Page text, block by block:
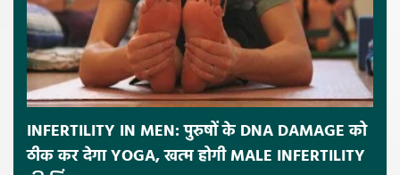
INFERTILITY IN MEN: पुरुषों के DNA DAMAGE को
ठीक कर देगा YOGA, खत्म होगी MALE INFERTILITY